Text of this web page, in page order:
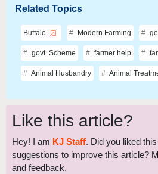
Related Topics
Buffalo Modern Farming
govt. Scheme farmer help
Animal Husbandry Animal
Like this article?
Hey! I am KJ Staff. Did you liked
suggestions to improve this article?
and feedback.